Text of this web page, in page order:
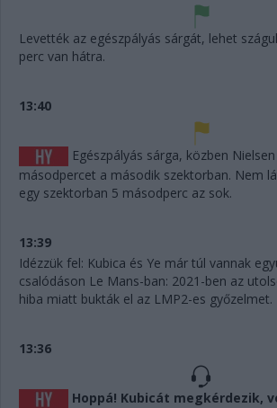
Levették az egészpályás sárgát, lehet
perc van hátra.
13:40
Egészpályás sárga, közben
másodpercet a második szektorban. Nem
egy szektorban 5 másodperc az sok.
13:39
Idézzük fel: Kubica és Ye már túl vannak
csalódáson Le Mans-ban: 2021-ben az
hiba miatt bukták el az LMP2-es győzelmet.
13:36
Hoppá! Kubicát megkérdezik,